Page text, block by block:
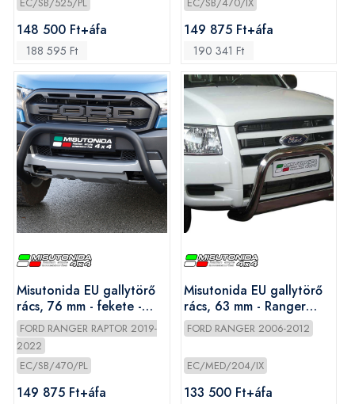
148 500 Ft+áfa
188 595 Ft
149 875 Ft+áfa
190 341 Ft
Misutonida EU gallytörő
rács, 76 mm - fekete -
Ranger Raptor 2019-
2022
FORD RANGER RAPTOR 2019-
2022
EC/SB/470/PL
149 875 Ft+áfa
Misutonida EU gallytörő
rács, 63 mm - Ranger
2007-2009
FORD RANGER 2006-2012
EC/MED/204/IX
133 500 Ft+áfa